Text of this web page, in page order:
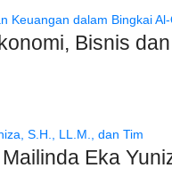
Bisnis
Eka